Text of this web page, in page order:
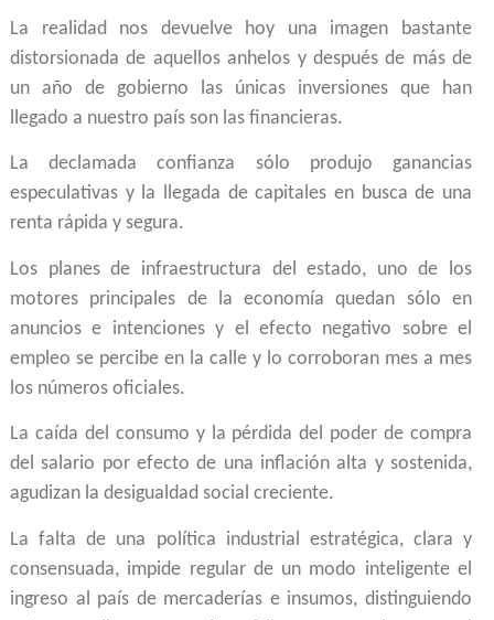
La realidad nos devuelve hoy una imagen bastante
distorsionada de aquellos anhelos y después de más de
un año de gobierno las únicas inversiones que han
llegado a nuestro país son las financieras.
La declamada confianza sólo produjo ganancias
especulativas y la llegada de capitales en busca de una
renta rápida y segura.
Los planes de infraestructura del estado, uno de los
motores principales de la economía quedan sólo en
anuncios e intenciones y el efecto negativo sobre el
empleo se percibe en la calle y lo corroboran mes a mes
los números oficiales.
La caída del consumo y la pérdida del poder de compra
del salario por efecto de una inflación alta y sostenida,
agudizan la desigualdad social creciente.
La falta de una política industrial estratégica, clara y
consensuada, impide regular de un modo inteligente el
ingreso al país de mercaderías e insumos, distinguiendo